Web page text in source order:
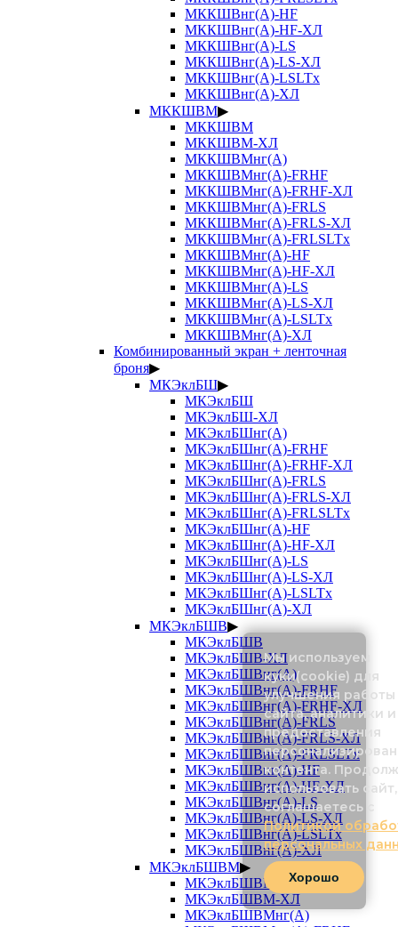
МККШВнг(А)-HF
МККШВнг(А)-HF-ХЛ
МККШВнг(А)-LS
МККШВнг(А)-LS-ХЛ
МККШВнг(А)-LSLTx
МККШВнг(А)-ХЛ
МККШВМ▶
МККШВМ
МККШВМ-ХЛ
МККШВМнг(А)
МККШВМнг(А)-FRHF
МККШВМнг(А)-FRHF-ХЛ
МККШВМнг(А)-FRLS
МККШВМнг(А)-FRLS-ХЛ
МККШВМнг(А)-FRLSLTx
МККШВМнг(А)-HF
МККШВМнг(А)-HF-ХЛ
МККШВМнг(А)-LS
МККШВМнг(А)-LS-ХЛ
МККШВМнг(А)-LSLTx
МККШВМнг(А)-ХЛ
Комбинированный экран + ленточная
броня▶
МКЭклБШ▶
МКЭклБШ
МКЭклБШ-ХЛ
МКЭклБШнг(А)
МКЭклБШнг(А)-FRHF
МКЭклБШнг(А)-FRHF-ХЛ
МКЭклБШнг(А)-FRLS
МКЭклБШнг(А)-FRLS-ХЛ
МКЭклБШнг(А)-FRLSLTx
МКЭклБШнг(А)-HF
МКЭклБШнг(А)-HF-ХЛ
МКЭклБШнг(А)-LS
МКЭклБШнг(А)-LS-ХЛ
МКЭклБШнг(А)-LSLTx
МКЭклБШнг(А)-ХЛ
МКЭклБШВ▶
МКЭклБШВ
МКЭклБШВ-ХЛ
МКЭклБШВнг(А)
МКЭклБШВнг(А)-FRHF
МКЭклБШВнг(А)-FRHF-ХЛ
МКЭклБШВнг(А)-FRLS
МКЭклБШВнг(А)-FRLS-ХЛ
МКЭклБШВнг(А)-FRLSLTx
МКЭклБШВнг(А)-HF
МКЭклБШВнг(А)-HF-ХЛ
МКЭклБШВнг(А)-LS
МКЭклБШВнг(А)-LS-ХЛ
МКЭклБШВнг(А)-LSLTx
МКЭклБШВнг(А)-ХЛ
МКЭклБШВМ▶
МКЭклБШВМ
МКЭклБШВМ-ХЛ
МКЭклБШВМнг(А)
Мы используем
куки(cookie) для
улучшения работы
сайта, аналитики и
предоставления
контента.
использовать
соглашаетесь с
Политикой
персональных
Хорошо